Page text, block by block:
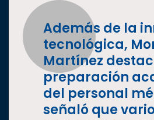
Además de la
tecnológica,
Martínez
preparación
del personal
señaló que